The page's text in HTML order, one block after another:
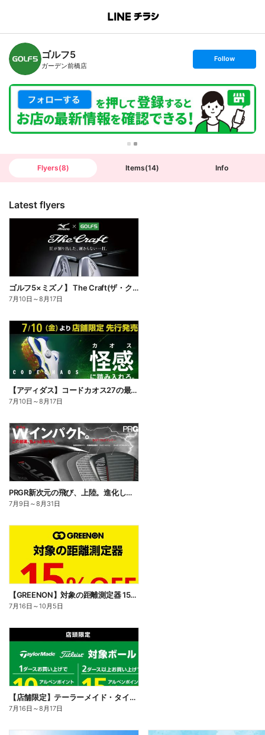
B
n
c
h
T
ゴルフ5
ガーデン前橋店
s
t
o
l
o
w
Follow
Flyers(8) Items(14) Info
Latest flyers
ゴルフ5×ミズノ】 The Craft(ザ・クラフト)匠が削り出した、刺さらない一打。
7月10日 ～8月17日
【アディダス】コードカオス27の最新作がさらなる快適性を備えて登場
7月10日 ～8月17日
PRGR新次元の飛び、上陸。進化したドライバー「RS DUO」誕生!
7月9日 ～8月31日
【GREENON】対象の距離測定器 15%OFF
7月16日 ～10月5日
【店舗限定】テーラーメイド・タイトリストの対象ボールをまとめ買いで15%還元 屋号企画
7月16日 ～8月17日